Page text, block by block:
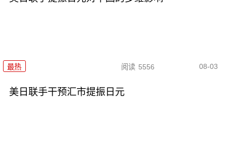
最热 阅读 5556 08-03
美日联手干预汇市提振日元